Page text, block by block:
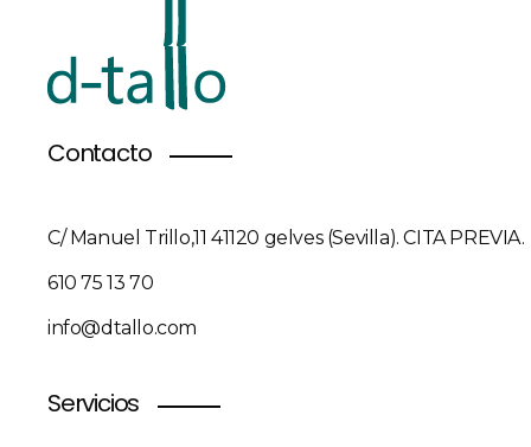
Contacto
C/ Manuel Trillo,11 41120 gelves (Sevilla). CITA PREVIA.
610 75 13 70
info@dtallo.com
Servicios